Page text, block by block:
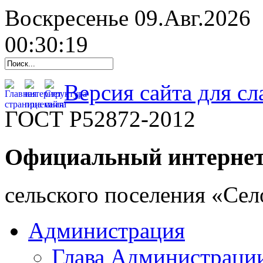
Воскресенье 09.Авг.2026
00:30:20
Версия сайта для
ГОСТ Р52872-2012
Официальный
cельского поселения
Администрация
Глава